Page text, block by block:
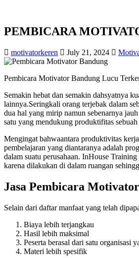
PEMBICARA
motivatorkeren July 21, 2024
Pembicara Motivator Bandung Lucu
Semakin hebat dan semakin dahsyatnya
lainnya.Seringkali orang terjebak dalam
dua hal yang mirip namun sebenarnya
satu yang mendukung produktifitas
Mengingat bahwaantara produktivitas
pembelajaran yang diantaranya adalah
dalam suatu perusahaan. InHouse
karena dilakukan di dalam ruangan
Jasa Pembicara
Selain dari daftar manfaat yang telah
Biaya lebih terjangkau
Hasil lebih maksimal
Peserta berasal dari satu organisasi
Materi lebih spesifik